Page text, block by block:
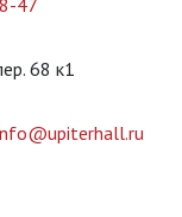
47
68 к1